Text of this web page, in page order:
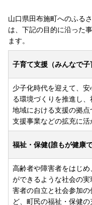
山口県田布施町へのふる
は、下記の目的に沿った
ます。
子育て支援（みんなで子
少子化時代を迎えて、
る環境づくりを推進し、
地域における支援の拠
支援事業などの拡充に活
福祉・保健(誰もが健康
高齢者や障害者をはじ
ができるような社会の
害者の自立と社会参加
ど、町民の福祉・保健の